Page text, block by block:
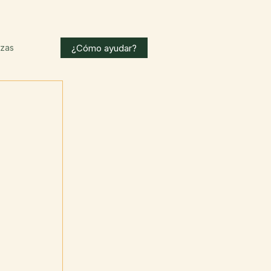
¿Cómo ayudar?